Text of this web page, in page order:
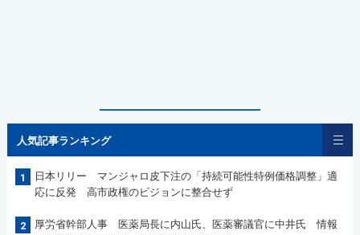
人気記事ランキング
1
日本リリー マンジャロ皮下注の「持続可能性特例価格調整」適
応に反発 高市政権のビジョンに整合せず
2
厚労省幹部人事 医薬局長に内山氏、医薬審議官に中井氏 情報